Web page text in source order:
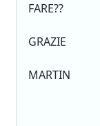
FARE??
GRAZIE
MARTIN